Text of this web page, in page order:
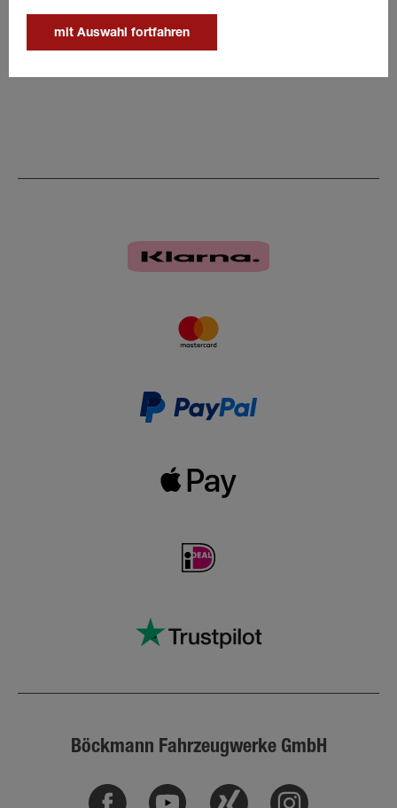
Details
mit Auswahl fortfahren
Böckmann Fahrzeugwerke GmbH
Facebook Youtube Xing Instagram